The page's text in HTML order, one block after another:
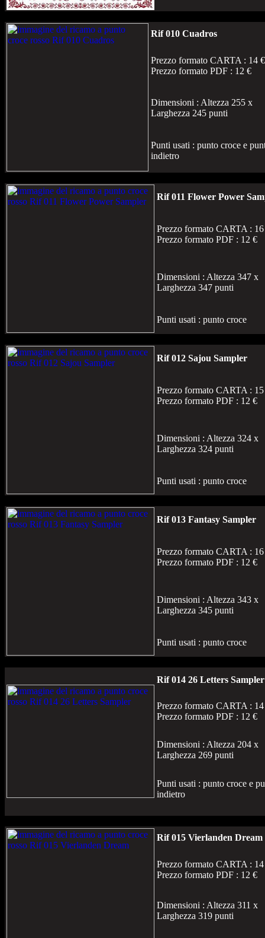
Rif 010 Cuadros
Prezzo formato CARTA : 14 €
Prezzo formato PDF : 12 €
Dimensioni : Altezza 255 x
Larghezza 245 punti
Punti usati : punto croce e
indietro
Rif 011 Flower Power
Prezzo formato CARTA :
Prezzo formato PDF : 12 €
Dimensioni : Altezza 347 x
Larghezza 347 punti
Punti usati : punto croce
Rif 012 Sajou Sampler
Prezzo formato CARTA :
Prezzo formato PDF : 12 €
Dimensioni : Altezza 324 x
Larghezza 324 punti
Punti usati : punto croce
Rif 013 Fantasy Sampler
Prezzo formato CARTA :
Prezzo formato PDF : 12 €
Dimensioni : Altezza 343 x
Larghezza 345 punti
Punti usati : punto croce
Rif 014 26 Letters Sampler
Prezzo formato CARTA :
Prezzo formato PDF : 12 €
Dimensioni : Altezza 204 x
Larghezza 269 punti
Punti usati : punto croce e
indietro
Rif 015 Vierlanden Dream
Prezzo formato CARTA :
Prezzo formato PDF : 12 €
Dimensioni : Altezza 311 x
Larghezza 319 punti